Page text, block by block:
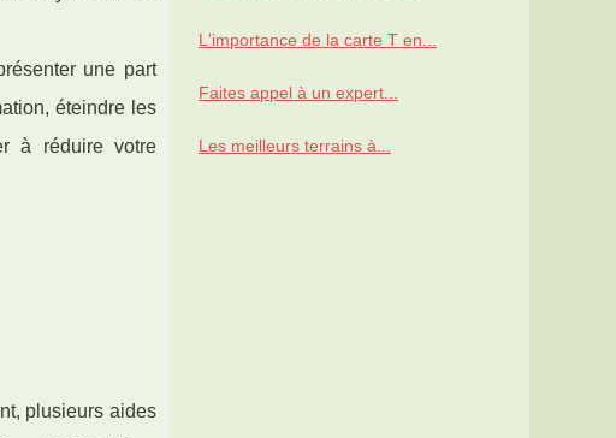
une part
éteindre les
à réduire votre
plusieurs aides
L'importance de la carte T en...
Faites appel à un expert...
Les meilleurs terrains à...